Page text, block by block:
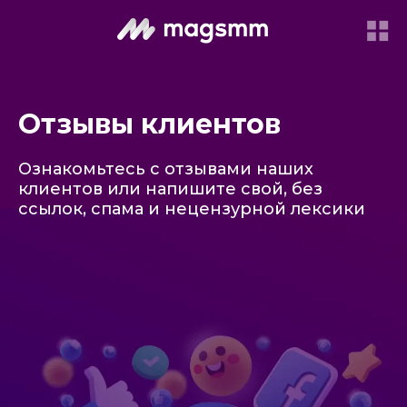
Отзывы клиентов
Ознакомьтесь с отзывами наших
клиентов или напишите свой, без
ссылок, спама и нецензурной лексики